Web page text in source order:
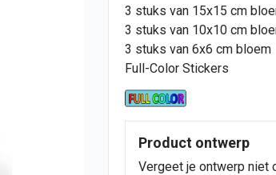
3 stuks van 15x15 cm
3 stuks van 10x10 cm
3 stuks van 6x6 cm bloem
Full-Color Stickers
Product ontwerp
Vergeet je ontwerp niet